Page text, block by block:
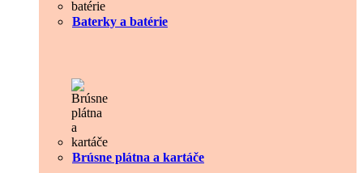
Baterky a batérie
Brúsne plátna a kartáče